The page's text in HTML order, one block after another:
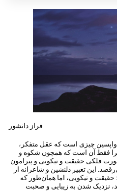
فراز دانشور
واپسین چیزی است که عقل متفکر،
فقط آن است که همچون شکوه و
فلکی حقیقت و نیکویی و پیرامون
این تعبیر دلنشین و شاعرانه از
حقیقت و نیکویی، اما همان‌طور که
نزدیک شدن به زیبایی و صحبت